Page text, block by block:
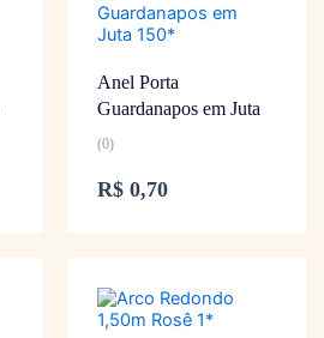
Anel Porta
Guardanapos em Juta
(0)
R$ 0,70